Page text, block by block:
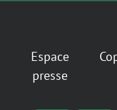
Espace
presse